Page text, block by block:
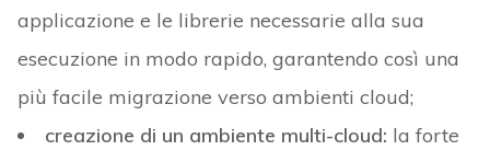
applicazione e le librerie necessarie alla sua
esecuzione in modo rapido, garantendo così una
più facile migrazione verso ambienti cloud;
creazione di un ambiente multi-cloud: la forte